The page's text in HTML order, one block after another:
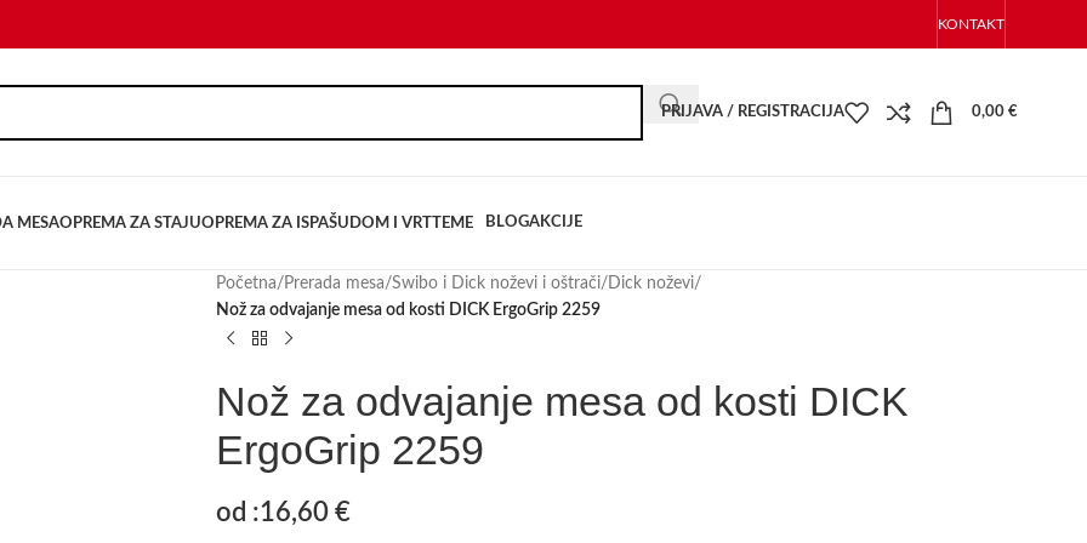
KONTAKT
PRIJAVA / REGISTRACIJA 0,00 €
MESAOPREMA ZA STAJUOPREMA ZA ISPAŠU DOM I VRTTEME BLOGAKCIJE
Početna/ Prerada mesa/Swibo i Dick noževi i oštrači/ Dick noževi/
Nož za odvajanje mesa od kosti DICK ErgoGrip 2259
Nož za odvajanje mesa od kosti DICK
ErgoGrip 2259
od :16,60 €